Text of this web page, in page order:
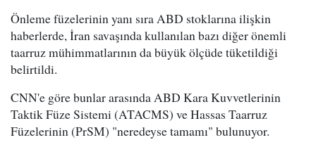
Önleme füzelerinin yanı sıra ABD stoklarına ilişkin
haberlerde, İran savaşında kullanılan bazı diğer önemli
taarruz mühimmatlarının da büyük ölçüde tüketildiği
belirtildi.
CNN'e göre bunlar arasında ABD Kara Kuvvetlerinin
Taktik Füze Sistemi (ATACMS) ve Hassas Taarruz
Füzelerinin (PrSM) "neredeyse tamamı" bulunuyor.